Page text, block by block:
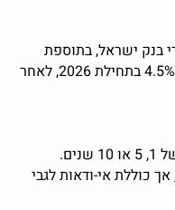
בנק ישראל, בתוספת
מרווח קבוע. ריבית הפריים עמדה על 4.5% בתחילת 2026, לאחר
הריבית מתעדכנת כל תקופה קבועה של 1, 5 או 10 שנים.
כוללת אי-ודאות לגבי